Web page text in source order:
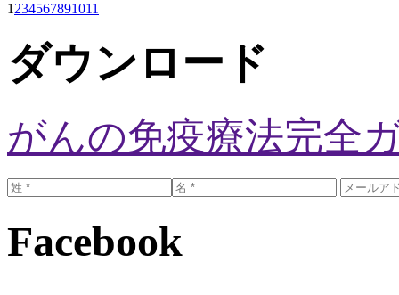
1 234567891011
ダウンロード
がんの免疫療法完全
Facebook